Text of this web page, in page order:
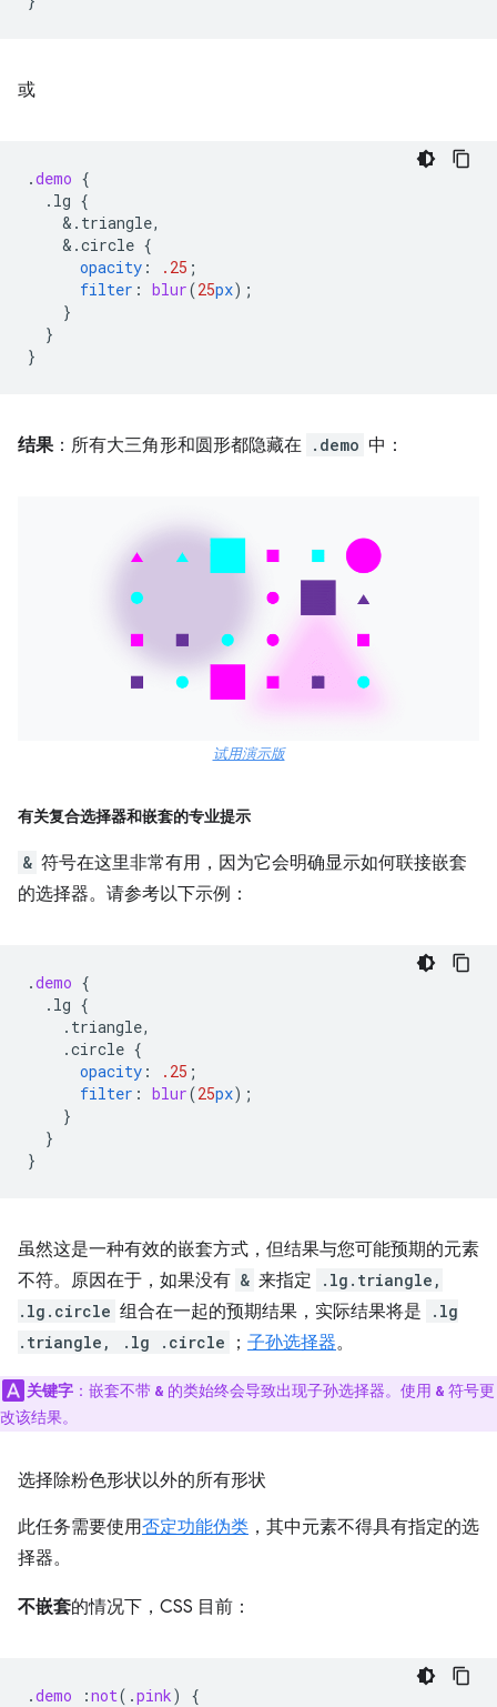
或
.demo {
.lg {
& .triangle,
& .circle {
opacity : .25 ;
filter : blur(25px);
}
}
}
结果 ：所有大三角形和圆形都隐藏在 .demo 中：
试用演示版
有关复合选择器和嵌套的专业提示
& 符号在这里非常有用，因为它会明确显示如何联接嵌套
的选择器。请参考以下示例：
.demo {
.lg {
.triangle,
.circle {
opacity : .25 ;
filter : blur(25px);
}
}
}
虽然这是一种有效的嵌套方式，但结果与您可能预期的元素
不符。原因在于，如果没有 & 来指定
.lg.triangle,
.lg.circle 组合在一起的预期结果，实际结果将是
.lg
.triangle, .lg .circle
； 子孙选择器。
关键字 ：嵌套不带 & 的类始终会导致出现子孙选择器。使用 & 符号更
改该结果。
选择除粉色形状以外的所有形状
此任务需要使用否定功能伪类 ，其中元素不得具有指定的选
择器。
不嵌套的情况下，CSS 目前：
.demo :not( .pink)
{